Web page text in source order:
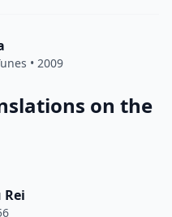
• 2009
on the
Rei